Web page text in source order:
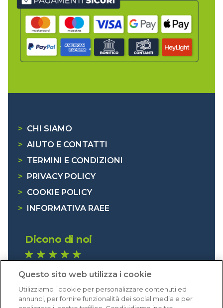
> CHI SIAMO
> AIUTO E CONTATTI
> TERMINI E CONDIZIONI
>
PRIVACY POLICY
> COOKIE POLICY
>
INFORMATIVA RAEE
Dicono di noi
Eccellente (4,8)
Acquisti verificati
Questo sito web utilizza i cookie
Utilizziamo i cookie per personalizzare contenuti ed
annunci, per fornire funzionalità dei social media e per